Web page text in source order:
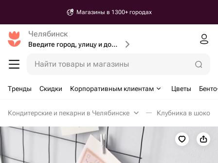
Магазины в 1300+ городах
Челябинск
Введите город, улицу и дом доставки
Найти товары и магазины
Тренды Скидки Корпоративным клиентам Цветы
Кондитерские и пекарни в Челябинске Клубника в